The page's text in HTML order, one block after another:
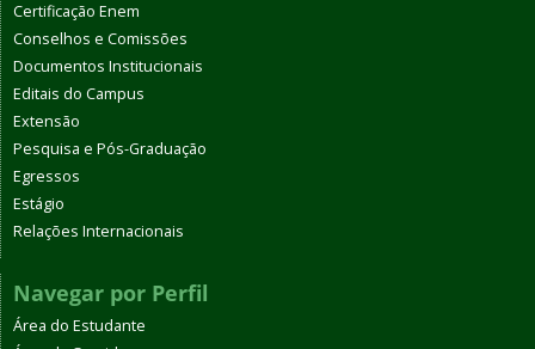
Certificação Enem
Conselhos e Comissões
Documentos Institucionais
Editais do Campus
Extensão
Pesquisa e Pós-Graduação
Egressos
Estágio
Relações Internacionais
Navegar por Perfil
Área do Estudante